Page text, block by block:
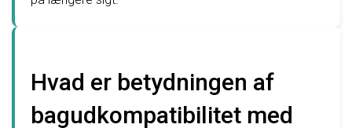
Hvad er betydningen af
bagudkompatibilitet med